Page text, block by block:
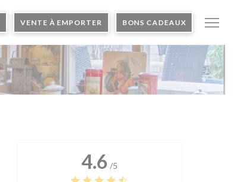
VENTE À EMPORTER BONS CADEAUX
4.6 /5